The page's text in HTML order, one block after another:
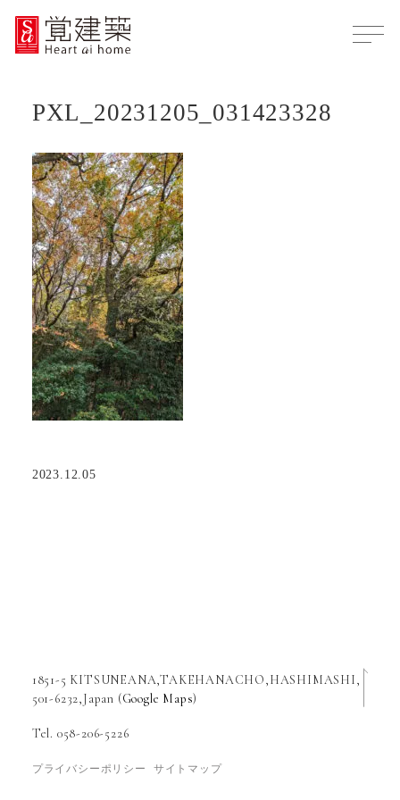
PXL_20231205_031423328
2023.12.05
1851-5 KITSUNEANA,TAKEHANACHO,HASHIMASHI,
501-6232,Japan (Google Maps)
Tel. 058-206-5226
プライバシーポリシー サイトマップ